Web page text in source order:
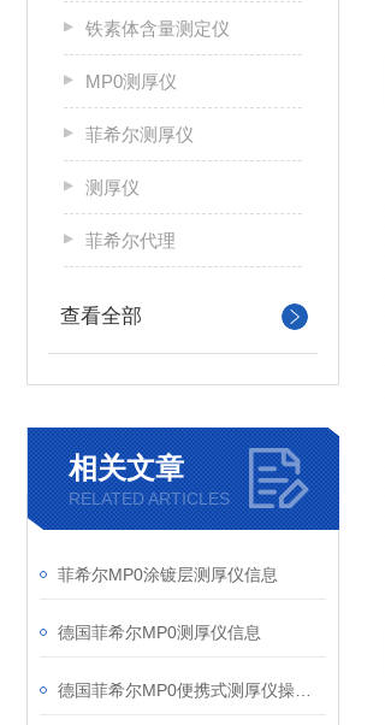
铁素体含量测定仪
MP0测厚仪
菲希尔测厚仪
测厚仪
菲希尔代理
查看全部
相关文章
RELATED ARTICLES
菲希尔MP0涂镀层测厚仪信息
德国菲希尔MP0测厚仪信息